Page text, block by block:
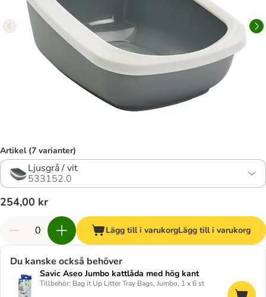
Artikel (7 varianter)
Ljusgrå / vit
533152.0
254,00 kr
Lägg till i varukorgLägg till i varukorg
Du kanske också behöver
Savic Aseo Jumbo kattlåda med hög kant
Tillbehör: Bag it Up Litter Tray Bags, Jumbo, 1 x 6 st